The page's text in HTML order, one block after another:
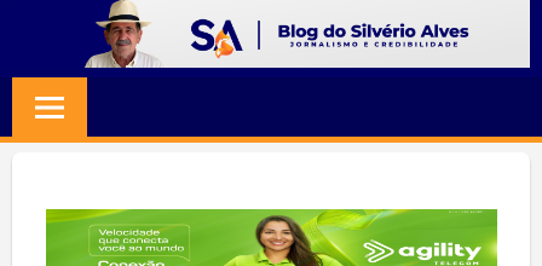
content
SILVERIO
ALVES
Jornalismo
Credibilidade